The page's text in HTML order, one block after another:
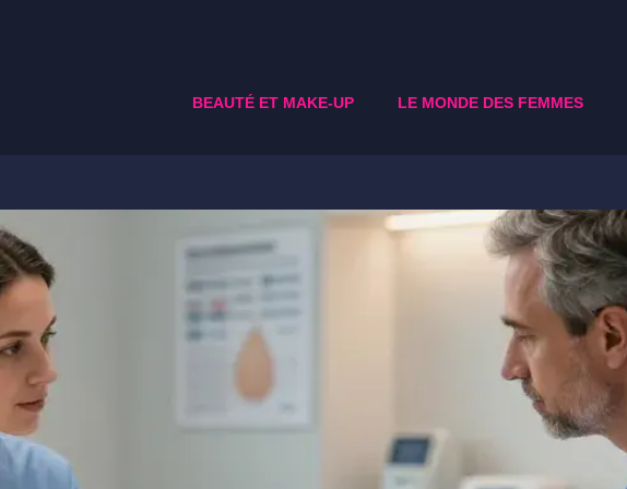
BEAUTÉ ET MAKE-UP LE MONDE DES FEMMES